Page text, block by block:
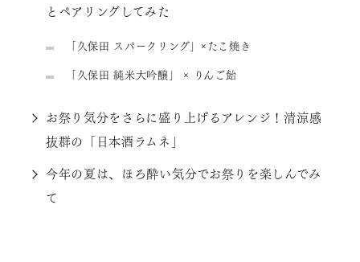
とペアリングしてみた
「久保田 スパークリング」×たこ焼き
「久保田 純米大吟醸」 × りんご飴
お祭り気分をさらに盛り上げるアレンジ！清涼感
抜群の「日本酒ラムネ」
今年の夏は、ほろ酔い気分でお祭りを楽しんでみ
て